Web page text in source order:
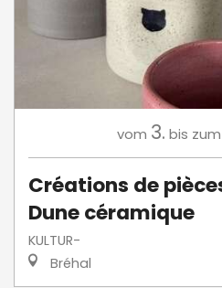
vom 3. bis zum
Créations de
Dune céramique
KULTUR-
Bréhal